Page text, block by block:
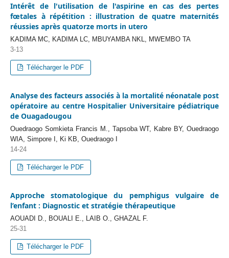
Intérêt de l'utilisation de l'aspirine en cas des pertes
fœtales à répétition : illustration de quatre maternités
réussies après quatorze morts in utero
KADIMA MC, KADIMA LC, MBUYAMBA NKL, MWEMBO TA
3-13
Télécharger le PDF
Analyse des facteurs associés à la mortalité néonatale post
opératoire au centre Hospitalier Universitaire pédiatrique
de Ouagadougou
Ouedraogo Somkieta Francis M., Tapsoba WT, Kabre BY, Ouedraogo
WIA, Simpore I, Ki KB, Ouedraogo I
14-24
Télécharger le PDF
Approche stomatologique du pemphigus vulgaire de
l’enfant : Diagnostic et stratégie thérapeutique
AOUADI D., BOUALI E., LAIB O., GHAZAL F.
25-31
Télécharger le PDF